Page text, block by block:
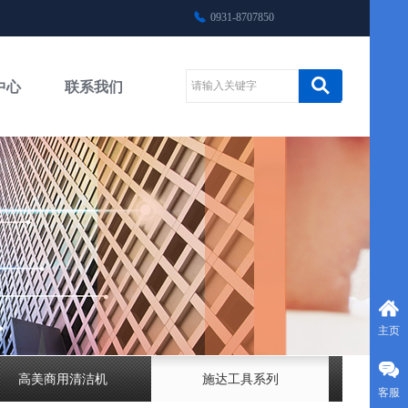
0931-8707850
心 联系我们
高美商用清洁机 施达工具系列
主页
客服